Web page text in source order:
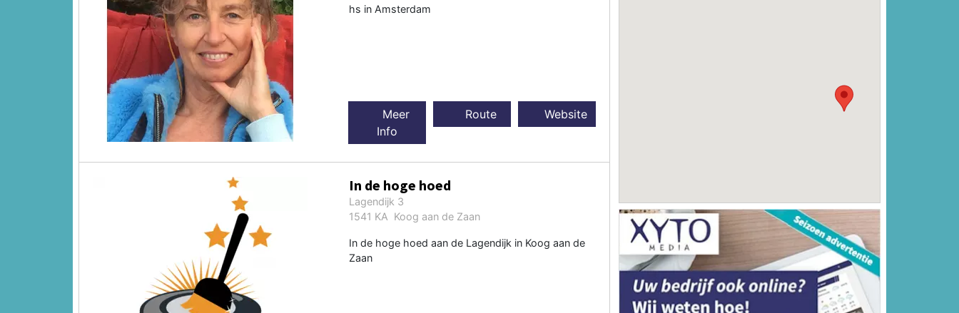
hs in Amsterdam
Meer
Info
Route Website
In de hoge hoed
Lagendijk 3
1541 KA Koog aan de Zaan
In de hoge hoed aan de Lagendijk in Koog aan de
Zaan